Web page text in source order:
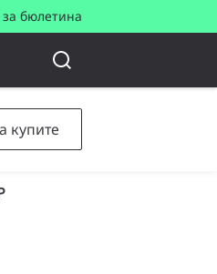
бюлетина
купите